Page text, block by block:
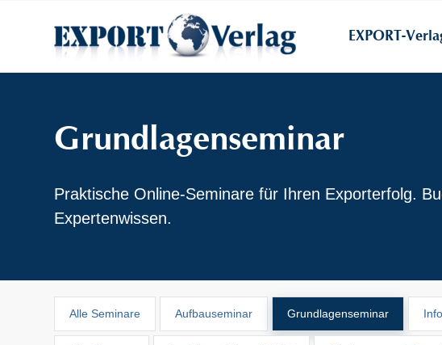
EXPORT-
Grundlagenseminar
Praktische Online-Seminare für Ihren Exporterfolg.
Expertenwissen.
Alle Seminare Aufbauseminar Grundlagenseminar